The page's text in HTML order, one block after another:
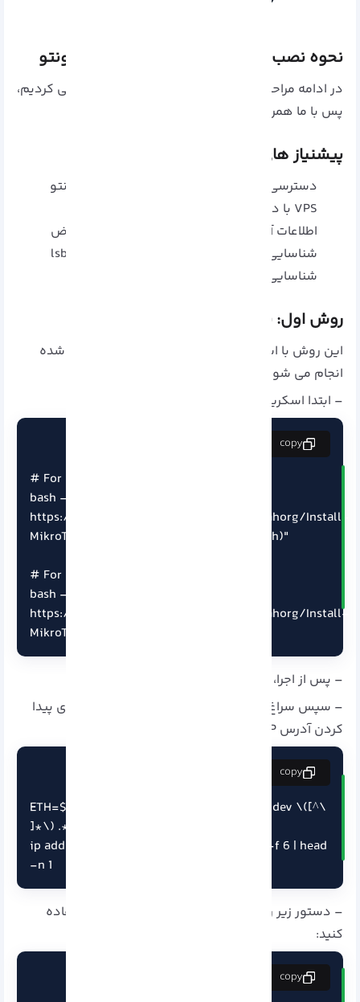
نحوه نصب و راه اندازی اوبونتو
در ادامه مراحل نصب میکروتیک روی اوبونتو را بررسی کردیم،
پس با ما همراه باشید:
پیشنیاز های نصب
دسترسی روت یا سودو روی سیستم عامل اوبونتو
VPS با دسترسی VNC (برای روش CHR)
اطلاعات آدرس IP، ماسک شبکه و دروازه پیشفرض
شناسایی نام دستگاه ذخیره سازی با دستور lsblk
شناسایی رابط شبکه با دستور ip a
روش اول: نصب MikroTik CHR
این روش با استفاده از اسکریپت های از پیش آماده شده
انجام می شود.
– ابتدا اسکریپت نصب را دانلود کنید:
# For version 6.48.6
bash -c "$(curl -L
https://raw.githubusercontent.com/azadrahorg/Install-
MikroTik-CHR-on-VPS/main/mik-6486.sh)"
# For version 7.10.2
bash -c "$(curl -L
https://raw.githubusercontent.com/azadrahorg/Install-
MikroTik-CHR-on-VPS/main/mik78.sh)"
copy
– پس از اجرا، سرور را ریبوت کنید .
– سپس سراغ تنظیم کردن تنظیمات شبکه بروید. برای پیدا
کردن آدرس IP:
ETH=$(ip route show default | sed -n 's/.* dev \([^\
]*\) .*/\1/p')
ip addr show $ETH | grep global | cut -d' ' -f 6 | head
-n 1
copy
– دستور زیر را برای پیدا کردن دروازه پیشفرض استفاده
کنید:
copy